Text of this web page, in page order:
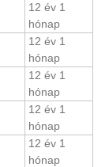
12 év 1
hónap
12 év 1
hónap
12 év 1
hónap
12 év 1
hónap
12 év 1
hónap